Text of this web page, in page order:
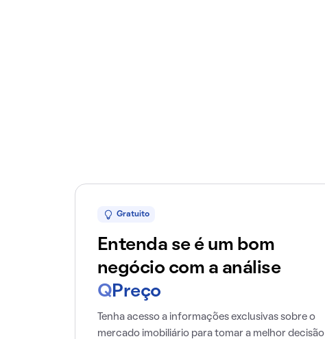
Gratuito
Entenda se é um bom
negócio com a análise
Q Preço
Tenha acesso a informações exclusivas sobre o
mercado imobiliário para tomar a melhor decisão